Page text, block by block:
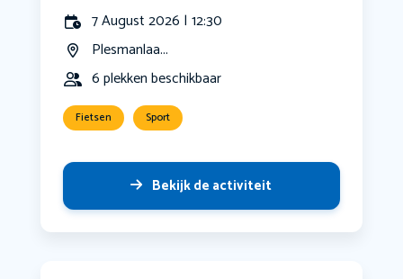
7 August 2026 | 12:30
Plesmanlaa...
6 plekken beschikbaar
Fietsen Sport
Bekijk de activiteit